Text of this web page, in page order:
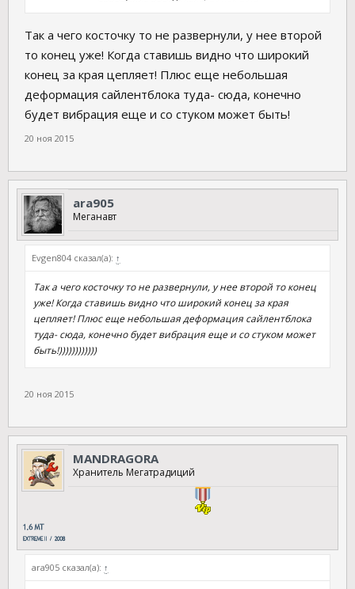
Так а чего косточку то не развернули, у нее второй
то конец уже! Когда ставишь видно что широкий
конец за края цепляет! Плюс еще небольшая
деформация сайлентблока туда- сюда, конечно
будет вибрация еще и со стуком может быть!
20 ноя 2015
ara905
Меганавт
Evgen804 сказал(а): ↑
Так а чего косточку то не развернули, у нее второй то конец
уже! Когда ставишь видно что широкий конец за края
цепляет! Плюс еще небольшая деформация сайлентблока
туда- сюда, конечно будет вибрация еще и со стуком может
быть!))))))))))))
20 ноя 2015
MANDRAGORA
Хранитель Мегатрадиций
ara905 сказал(а): ↑